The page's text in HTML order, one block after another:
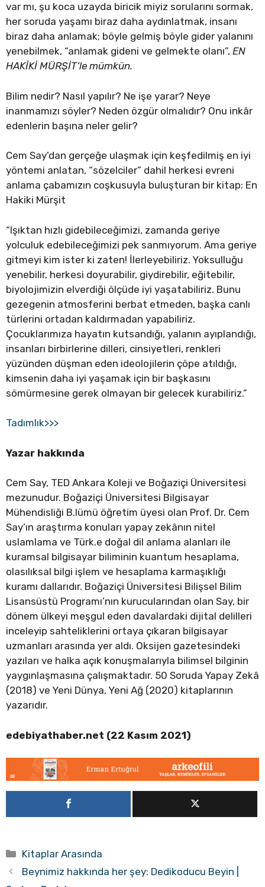
var mı, şu koca uzayda biricik miyiz sorularını sormak,
her soruda yaşamı biraz daha aydınlatmak, insanı
biraz daha anlamak; böyle gelmiş böyle gider yalanını
yenebilmek, “anlamak gideni ve gelmekte olanı”, EN
HAKİKİ MÜRŞİT’le mümkün.
Bilim nedir? Nasıl yapılır? Ne işe yarar? Neye
inanmamızı söyler? Neden özgür olmalıdır? Onu inkâr
edenlerin başına neler gelir?
Cem Say’dan gerçeğe ulaşmak için keşfedilmiş en iyi
yöntemi anlatan, “sözelciler” dahil herkesi evreni
anlama çabamızın coşkusuyla buluşturan bir kitap: En
Hakiki Mürşit
“Işıktan hızlı gidebileceğimizi, zamanda geriye
yolculuk edebileceğimizi pek sanmıyorum. Ama geriye
gitmeyi kim ister ki zaten! İlerleyebiliriz. Yoksulluğu
yenebilir, herkesi doyurabilir, giydirebilir, eğitebilir,
biyolojimizin elverdiği ölçüde iyi yaşatabiliriz. Bunu
gezegenin atmosferini berbat etmeden, başka canlı
türlerini ortadan kaldırmadan yapabiliriz.
Çocuklarımıza hayatın kutsandığı, yalanın ayıplandığı,
insanları birbirlerine dilleri, cinsiyetleri, renkleri
yüzünden düşman eden ideolojilerin çöpe atıldığı,
kimsenin daha iyi yaşamak için bir başkasını
sömürmesine gerek olmayan bir gelecek kurabiliriz.”
Tadımlık>>>
Yazar hakkında
Cem Say, TED Ankara Koleji ve Boğaziçi Üniversitesi
mezunudur. Boğaziçi Üniversitesi Bilgisayar
Mühendisliği B.lümü öğretim üyesi olan Prof. Dr. Cem
Say’ın araştırma konuları yapay zekânın nitel
uslamlama ve Türk.e doğal dil anlama alanları ile
kuramsal bilgisayar biliminin kuantum hesaplama,
olasılıksal bilgi işlem ve hesaplama karmaşıklığı
kuramı dallarıdır. Boğaziçi Üniversitesi Bilişsel Bilim
Lisansüstü Programı’nın kurucularından olan Say, bir
dönem ülkeyi meşgul eden davalardaki dijital delilleri
inceleyip sahteliklerini ortaya çıkaran bilgisayar
uzmanları arasında yer aldı. Oksijen gazetesindeki
yazıları ve halka açık konuşmalarıyla bilimsel bilginin
yaygınlaşmasına çalışmaktadır. 50 Soruda Yapay Zekâ
(2018) ve Yeni Dünya, Yeni Ağ (2020) kitaplarının
yazarıdır.
edebiyathaber.net (22 Kasım 2021)
Kategoriler
Kitaplar Arasında
Beynimiz hakkında her şey: Dedikoducu Beyin |